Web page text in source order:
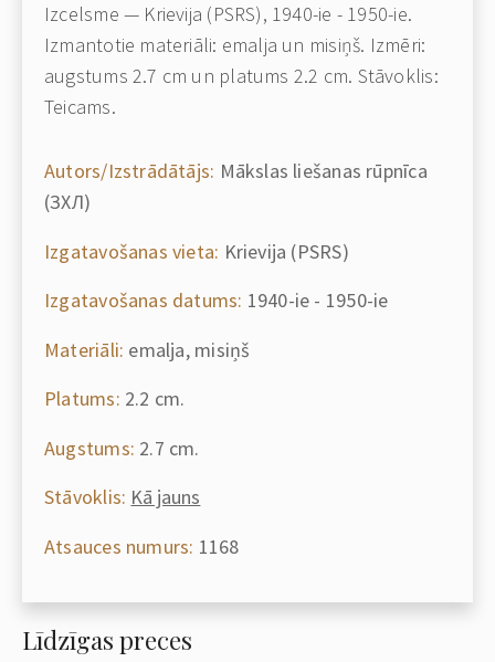
Izcelsme — Krievija (PSRS), 1940-ie - 1950-ie.
Izmantotie materiāli: emalja un misiņš. Izmēri:
augstums 2.7 cm un platums 2.2 cm. Stāvoklis:
Teicams.
Autors/Izstrādātājs: Mākslas liešanas rūpnīca
(ЗХЛ)
Izgatavošanas vieta: Krievija (PSRS)
Izgatavošanas datums: 1940-ie - 1950-ie
Materiāli: emalja, misiņš
Platums: 2.2 cm.
Augstums: 2.7 cm.
Stāvoklis: Kā jauns
Atsauces numurs: 1168
Līdzīgas preces